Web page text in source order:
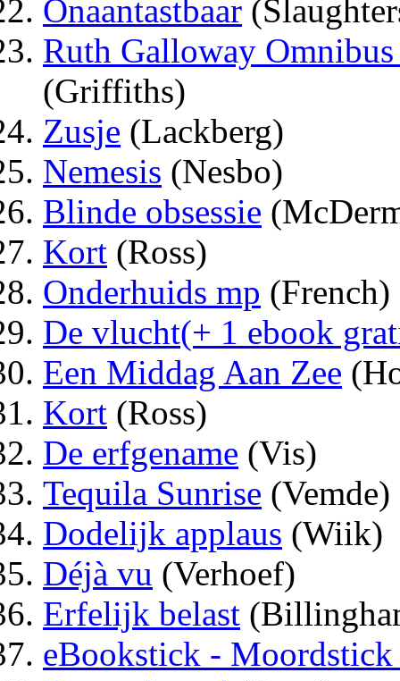
Onaantastbaar
Ruth Galloway
(Griffiths)
Zusje (Lackberg)
Nemesis (Nesbo)
Blinde obsessie
Kort (Ross)
Onderhuids mp (French)
De vlucht(+ 1 ebook
Een Middag Aan Zee
Kort (Ross)
De erfgename (Vis)
Tequila Sunrise (Vemde)
Dodelijk applaus (Wiik)
Déjà vu (Verhoef)
Erfelijk belast
eBookstick - Moordstick